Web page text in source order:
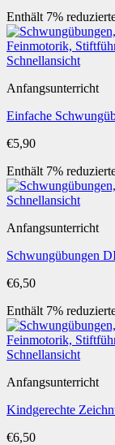
Enthält 7%
Schnellansicht
Anfangsunterricht
Einfache
€5,90
Enthält 7%
Schnellansicht
Anfangsunterricht
Schwungübungen
€6,50
Enthält 7%
Schnellansicht
Anfangsunterricht
Kindgerechte
€6,50